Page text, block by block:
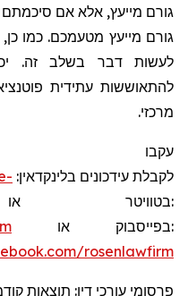
גורם מייעץ, אלא אם
גורם מייעץ מטעמכם. כמו
לעשות דבר בשלב זה.
להתאוששות עתידית
מרכזי.
עקבו
לקבלת עידכונים בלינקדאין:
בטוויטר:
או בפייסבוק:
rosenlawfirm/
פרסומי עורכי דין: תוצאות